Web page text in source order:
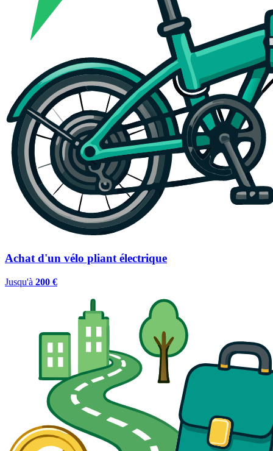
Achat d'un vélo pliant électrique
Jusqu'à 200 €